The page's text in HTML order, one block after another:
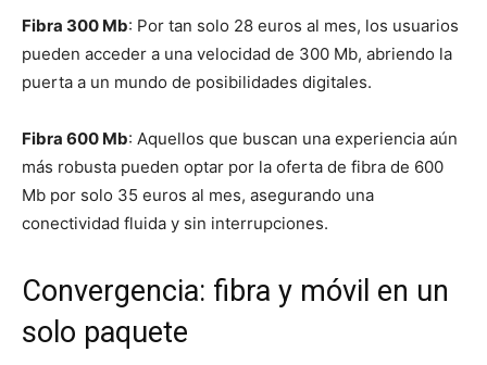
Fibra 300 Mb: Por tan solo 28 euros al mes, los usuarios
pueden acceder a una velocidad de 300 Mb, abriendo la
puerta a un mundo de posibilidades digitales.
Fibra 600 Mb: Aquellos que buscan una experiencia aún
más robusta pueden optar por la oferta de fibra de 600
Mb por solo 35 euros al mes, asegurando una
conectividad fluida y sin interrupciones.
Convergencia: fibra y móvil en un
solo paquete